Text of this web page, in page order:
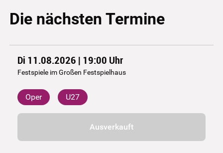
Die nächsten Termine
Di 11.08.2026 | 19:00 Uhr
Festspiele im Großen Festspielhaus
Oper U27
Ausverkauft